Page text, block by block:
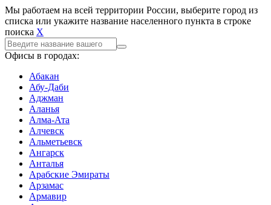
Мы работаем на всей территории России, выберите город из
списка или укажите название населенного пункта в строке
поиска X
Офисы в городах:
Абакан
Абу-Даби
Аджман
Аланья
Алма-Ата
Алчевск
Альметьевск
Ангарск
Анталья
Арабские Эмираты
Арзамас
Армавир